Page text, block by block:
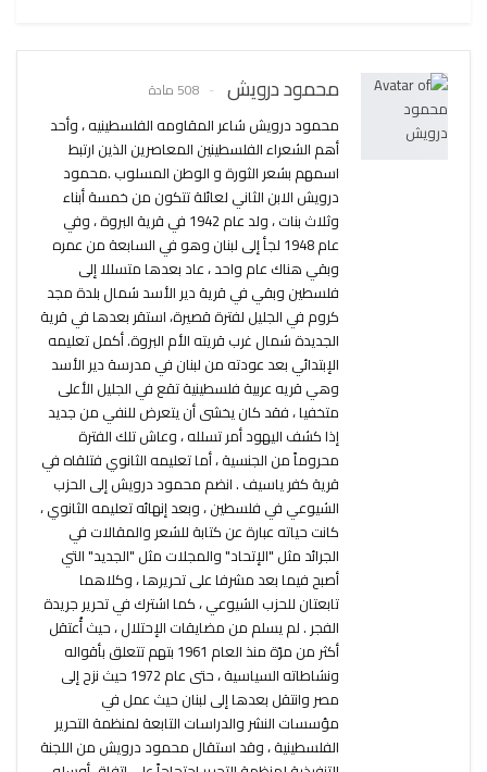
محمود درويش 508 مادة
محمود درويش شاعر المقاومه الفلسطينيه ، وأحد
أهم الشعراء الفلسطينين المعاصرين الذين ارتبط
اسمهم بشعر الثورة و الوطن المسلوب .محمود
درويش الابن الثاني لعائلة تتكون من خمسة أبناء
وثلاث بنات ، ولد عام 1942 في قرية البروة ، وفي
عام 1948 لجأ إلى لبنان وهو في السابعة من عمره
وبقي هناك عام واحد ، عاد بعدها متسللا إلى
فلسطين وبقي في قرية دير الأسد شمال بلدة مجد
كروم في الجليل لفترة قصيرة، استقر بعدها في قرية
الجديدة شمال غرب قريته الأم البروة. أكمل تعليمه
الإبتدائي بعد عودته من لبنان في مدرسة دير الأسد
وهي قريه عربية فلسطينية تقع في الجليل الأعلى
متخفيا ، فقد كان يخشى أن يتعرض للنفي من جديد
إذا كشف اليهود أمر تسلله ، وعاش تلك الفترة
محروماً من الجنسية ، أما تعليمه الثانوي فتلقاه في
قرية كفر ياسيف . انضم محمود درويش إلى الحزب
الشيوعي في فلسطين ، وبعد إنهائه تعليمه الثانوي ،
كانت حياته عبارة عن كتابة للشعر والمقالات في
الجرائد مثل "الإتحاد" والمجلات مثل "الجديد" التي
أصبح فيما بعد مشرفا على تحريرها ، وكلاهما
تابعتان للحزب الشيوعي ، كما اشترك في تحرير جريدة
الفجر . لم يسلم من مضايقات الإحتلال ، حيث أُعتقل
أكثر من مرّة منذ العام 1961 بتهم تتعلق بأقواله
ونشاطاته السياسية ، حتى عام 1972 حيث نزح إلى
مصر وانتقل بعدها إلى لبنان حيث عمل في
مؤسسات النشر والدراسات التابعة لمنظمة التحرير
الفلسطينية ، وقد استقال محمود درويش من اللجنة